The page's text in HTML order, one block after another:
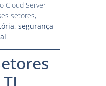
Cloud Server
setores,
segurança
.